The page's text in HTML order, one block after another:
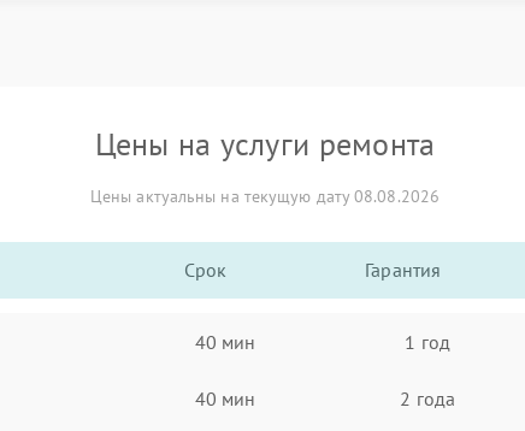
Цены на услуги ремонта
Цены актуальны на текущую дату 08.08.2026
Срок Гарантия
40 мин 1 год
40 мин 2 года